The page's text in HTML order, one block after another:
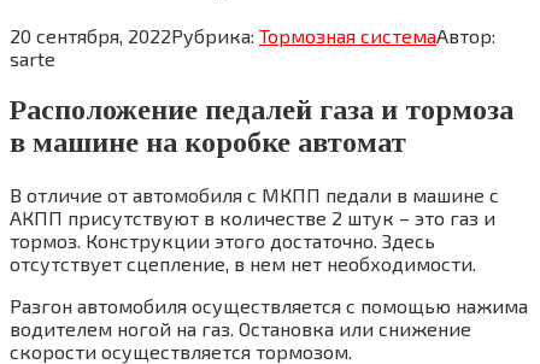
20 сентября, 2022Рубрика: Тормозная системаАвтор:
sarte
Расположение педалей газа и тормоза
в машине на коробке автомат
В отличие от автомобиля с МКПП педали в машине с
АКПП присутствуют в количестве 2 штук – это газ и
тормоз. Конструкции этого достаточно. Здесь
отсутствует сцепление, в нем нет необходимости.
Разгон автомобиля осуществляется с помощью нажима
водителем ногой на газ. Остановка или снижение
скорости осуществляется тормозом.